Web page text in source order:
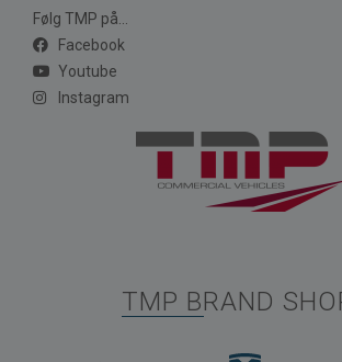
Følg TMP på...
Facebook
Youtube
Instagram
TMP BRAND